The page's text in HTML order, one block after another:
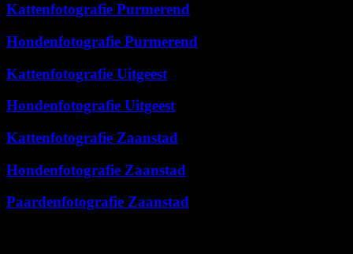
Kattenfotografie Purmerend
Hondenfotografie Purmerend
Kattenfotografie Uitgeest
Hondenfotografie Uitgeest
Kattenfotografie Zaanstad
Hondenfotografie Zaanstad
Paardenfotografie Zaanstad